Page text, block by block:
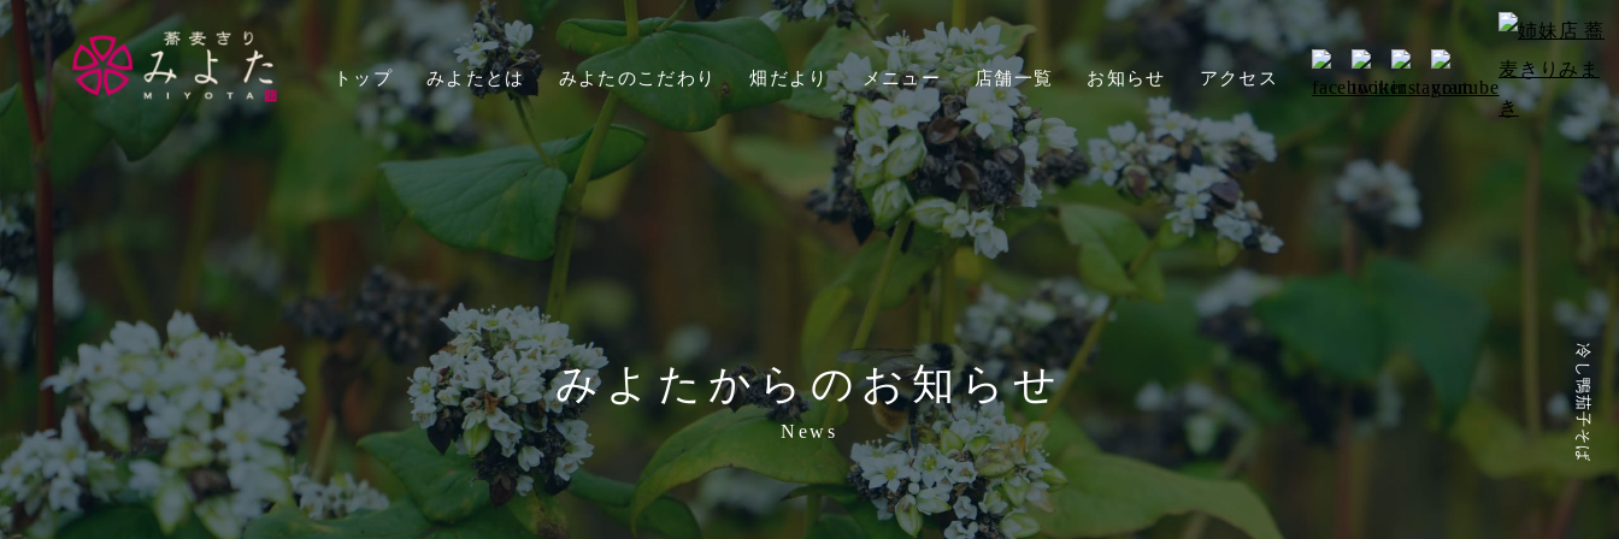
トップ みよたとは みよたのこだわり 畑だより メニュー 店舗一覧 お知らせ アクセス
冷し鴨茄子そば
みよたからのお知らせ
News